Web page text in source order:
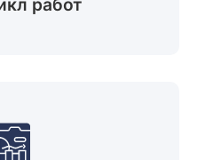
работ